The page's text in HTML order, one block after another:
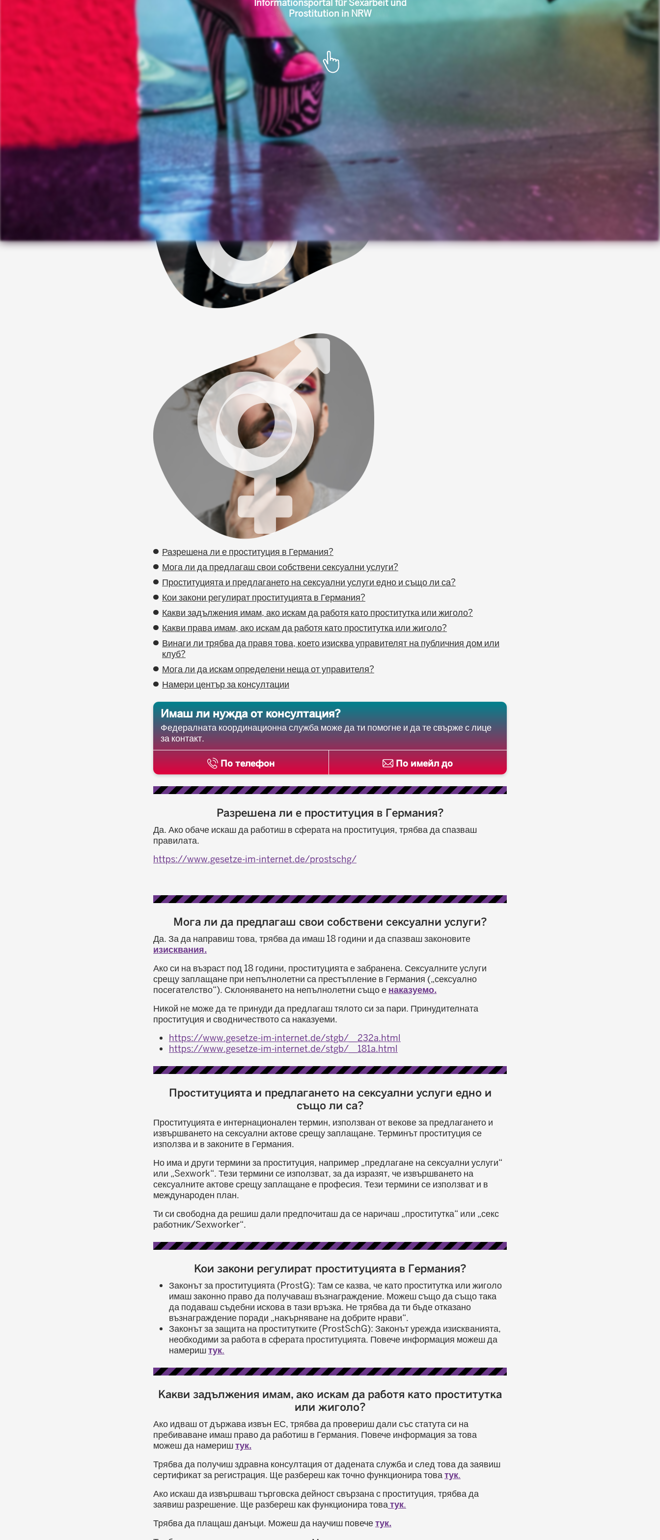
Informationsportal für Sexarbeit und Prostitution in
Portal de informare pentru munca
sexuală și prostituție în NRW
Разрешена ли е проституция в Германия?
Мога ли да предлагаш свои собствени сексуални услуги?
Проституцията и предлагането на сексуални услуги едно и също ли са?
Кои закони регулират проституцията в Германия?
Какви задължения имам, ако искам да работя като проститутка или жиголо?
Какви права имам, ако искам да работя като проститутка или жиголо?
Винаги ли трябва да правя това, което изисква управителят на публичния дом или
клуб?
Мога ли да искам определени неща от управителя?
Намери център за консултации
Имаш ли нужда от консултация?
Федералната координационна служба може да ти помогне и да те свърже с лице
за контакт.
По телефон По имейл до
Разрешена ли е проституция в Германия?
Да. Ако обаче искаш да работиш в сферата на проституция, трябва да спазваш
правилата.
https://www.gesetze-im-internet.de/prostschg/
Мога ли да предлагаш свои собствени сексуални услуги?
Да. За да направиш това, трябва да имаш 18 години и да спазваш законовите
изисквания.
Ако си на възраст под 18 години, проституцията е забранена. Сексуалните услуги
срещу заплащане при непълнолетни са престъпление в Германия („сексуално
посегателство“). Склоняването на непълнолетни също е наказуемо.
Никой не може да те принуди да предлагаш тялото си за пари. Принудителната
проституция и сводничеството са наказуеми.
https://www.gesetze-im-internet.de/stgb/__232a.html
https://www.gesetze-im-internet.de/stgb/__181a.html
Проституцията и предлагането на сексуални услуги едно и
също ли са?
Проституцията е интернационален термин, използван от векове за предлагането и
извършването на сексуални актове срещу заплащане. Терминът проституция се
използва и в законите в Германия.
Но има и други термини за проституция, например „предлагане на сексуални услуги“
или „Sexwork“. Тези термини се използват, за да изразят, че извършването на
сексуалните актове срещу заплащане е професия. Тези термини се използват и в
международен план.
Ти си свободна да решиш дали предпочиташ да се наричаш „проститутка“ или „секс
работник/Sexworker“.
Кои закони регулират проституцията в Германия?
Законът за проституцията (ProstG): Там се казва, че като проститутка или жиголо
имаш законно право да получаваш възнаграждение. Можеш също да също така
да подаваш съдебни искова в тази връзка. Не трябва да ти бъде отказано
възнаграждение поради „накърняване на добрите нрави“.
Законът за защита на проститутките (ProstSchG): Законът урежда изискванията,
необходими за работа в сферата проституцията. Повече информация можеш да
намериштук.
Какви задължения имам, ако искам да работя като проститутка
или жиголо?
Ако идваш от държава извън ЕС, трябва да провериш дали със статута си на
пребиваване имаш право да работиш в Германия. Повече информация за това
можеш да намериштук.
Трябва да получиш здравна консултация от дадената служба и след това да заявиш
сертификат за регистрация. Ще разбереш как точно функционира товатук.
Ако искаш да извършваш търговска дейност свързана с проституция, трябва да
заявиш разрешение. Ще разбереш как функционира товатук.
Трябва да плащаш данъци. Можеш да научиш повечетук.